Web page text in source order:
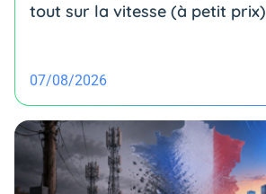
tout sur la vitesse (à petit prix)
07/08/2026